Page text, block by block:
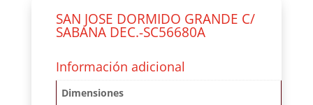
SAN JOSE DORMIDO GRANDE C/
SABANA DEC.-SC56680A
Información adicional
Dimensiones